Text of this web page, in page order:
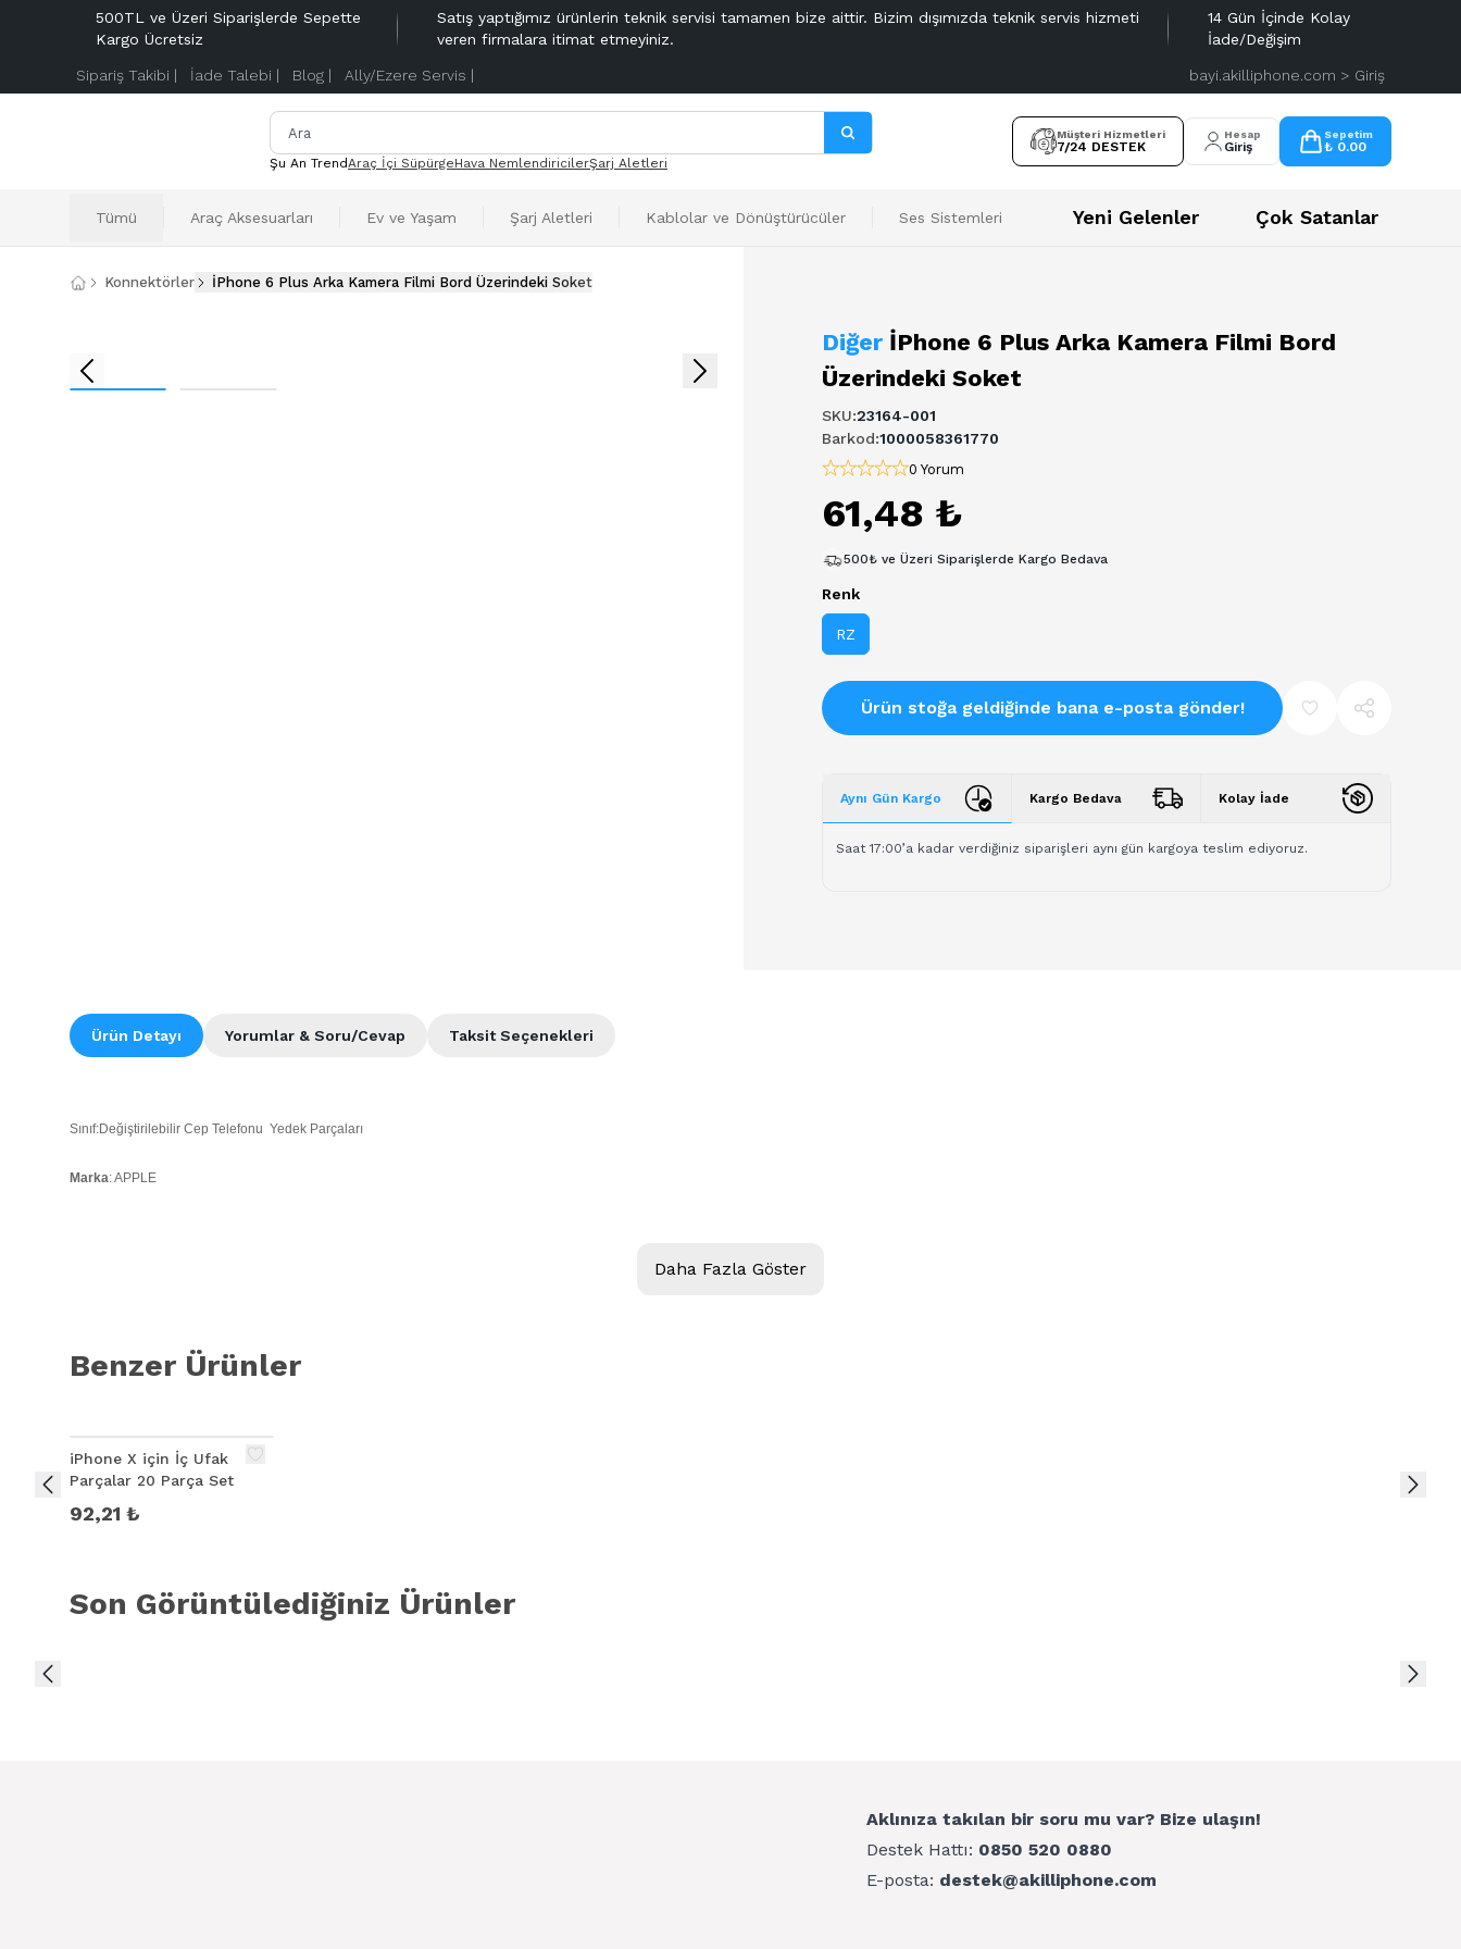
500TL ve Üzeri Siparişlerde Sepette
Kargo Ücretsiz
Satış yaptığımız ürünlerin teknik servisi tamamen bize aittir. Bizim dışımızda teknik servis hizmeti
veren firmalara itimat etmeyiniz.
14 Gün İçinde Kolay
İade/Değişim
Sipariş Takibi | İade Talebi | Blog | Ally/Ezere Servis | bayi.akilliphone.com > Giriş
Şu An TrendAraç İçi SüpürgeHava NemlendiricilerŞarj Aletleri
Müşteri Hizmetleri
7/24 DESTEK
Hesap
Giriş
Sepetim
₺ 0.00
Tümü Araç Aksesuarları Ev ve Yaşam Şarj Aletleri Kablolar ve Dönüştürücüler Ses Sistemleri Yeni Gelenler Çok Satanlar
Konnektörler İPhone 6 Plus Arka Kamera Filmi Bord Üzerindeki Soket
Diğer İPhone 6 Plus Arka Kamera Filmi Bord
Üzerindeki Soket
SKU:23164-001
Barkod:1000058361770
0 Yorum
61,48 ₺
500₺ ve Üzeri Siparişlerde Kargo Bedava
Renk
RZ
Ürün stoğa geldiğinde bana e-posta gönder!
Aynı Gün Kargo Kargo Bedava Kolay İade
Saat 17:00’a kadar verdiğiniz siparişleri aynı gün kargoya teslim ediyoruz.
Ürün Detayı Taksit Seçenekleri
Yorumlar & Soru/Cevap
Sınıf:Değiştirilebilir Cep Telefonu Yedek Parçaları
Marka: APPLE
Daha Fazla Göster
Benzer Ürünler
iPhone X için İç Ufak
Parçalar 20 Parça Set
92,21 ₺
Son Görüntülediğiniz Ürünler
Aklınıza takılan bir soru mu var? Bize ulaşın!
Destek Hattı: 0850 520 0880
E-posta: destek@akilliphone.com